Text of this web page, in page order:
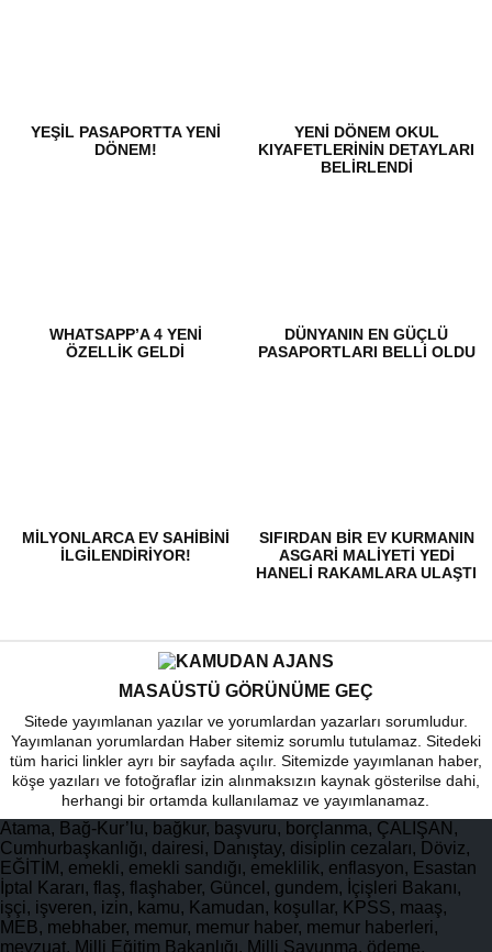
YEŞIL PASAPORTTA YENI
DÖNEM!
YENI DÖNEM OKUL
KIYAFETLERININ DETAYLARI
BELIRLENDI
WHATSAPP’A 4 YENI
ÖZELLIK GELDI
DÜNYANIN EN GÜÇLÜ
PASAPORTLARI BELLI OLDU
MILYONLARCA EV SAHIBINI
ILGILENDIRIYOR!
SIFIRDAN BIR EV KURMANIN
ASGARI MALIYETI YEDI
HANELI RAKAMLARA ULAŞTI
MASAÜSTÜ GÖRÜNÜME GEÇ
Sitede yayımlanan yazılar ve yorumlardan yazarları sorumludur.
Yayımlanan yorumlardan Haber sitemiz sorumlu tutulamaz. Sitedeki
tüm harici linkler ayrı bir sayfada açılır. Sitemizde yayımlanan haber,
köşe yazıları ve fotoğraflar izin alınmaksızın kaynak gösterilse dahi,
herhangi bir ortamda kullanılamaz ve yayımlanamaz.
Atama, Bağ-Kur’lu, bağkur, başvuru, borçlanma, ÇALIŞAN,
Cumhurbaşkanlığı, dairesi, Danıştay, disiplin cezaları, Döviz,
EĞİTİM, emekli, emekli sandığı, emeklilik, enflasyon, Esastan
İptal Kararı, flaş, flaşhaber, Güncel, gundem, İçişleri Bakanı,
işçi, işveren, izin, kamu, Kamudan, koşullar, KPSS, maaş,
MEB, mebhaber, memur, memur haber, memur haberleri,
mevzuat, Milli Eğitim Bakanlığı, Milli Savunma, ödeme,